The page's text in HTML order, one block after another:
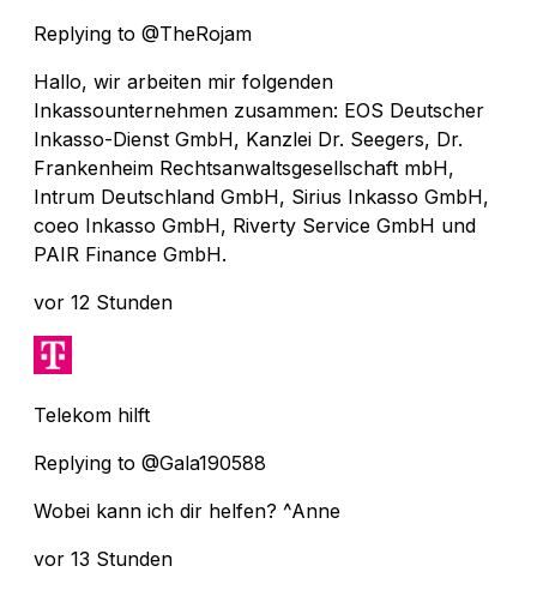
Replying to @TheRojam
Hallo, wir arbeiten mir folgenden
Inkassounternehmen zusammen: EOS Deutscher
Inkasso-Dienst GmbH, Kanzlei Dr. Seegers, Dr.
Frankenheim Rechtsanwaltsgesellschaft mbH,
Intrum Deutschland GmbH, Sirius Inkasso GmbH,
coeo Inkasso GmbH, Riverty Service GmbH und
PAIR Finance GmbH.
vor 12 Stunden
Telekom hilft
Replying to @Gala190588
Wobei kann ich dir helfen? ^Anne
vor 13 Stunden